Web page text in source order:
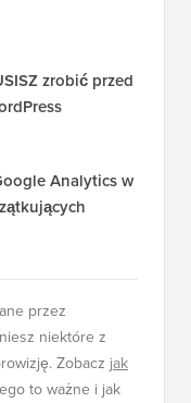
zrobić przed
Analytics w
przez
niektóre z
Zobacz jak
to ważne i jak